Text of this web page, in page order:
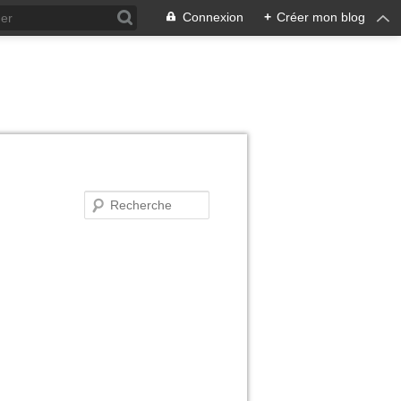
Connexion + Créer mon blog